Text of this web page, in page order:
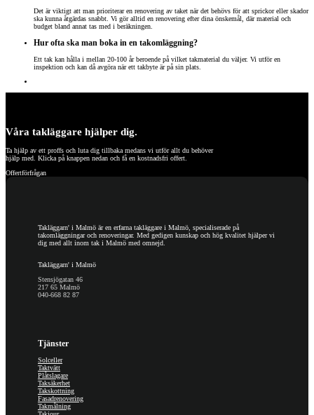
Det är viktigt att man prioriterar en renovering av taket när det behövs för att sprickor eller skador
ska kunna åtgärdas snabbt. Vi gör alltid en renovering efter dina önskemål, där material och
budget bland annat tas med i beräkningen.
Hur ofta ska man boka in en takomläggning?
Ett tak kan hålla i mellan 20-100 år beroende på vilket takmaterial du väljer. Vi utför en
inspektion och kan då avgöra när ett takbyte är på sin plats.
Våra takläggare hjälper dig.
Ta hjälp av ett proffs och luta dig tillbaka medans vi utför allt du behöver
hjälp med. Klicka på knappen nedan och få en kostnadsfri offert.
Offertförfrågan
Takläggarn' i Malmö är en erfarna takläggare i Malmö, specialiserade på
takomläggningar och renoveringar. Med gedigen kunskap och hög kvalitet hjälper vi
dig med allt inom tak i Malmö med omnejd.
Takläggarn' i Malmö
Stensjögatan 46
217 65 Malmö
040-668 82 87
Tjänster
Solceller
Taktvätt
Plåtslagare
Taksäkerhet
Takskottning
Fasadrenovering
Takmålning